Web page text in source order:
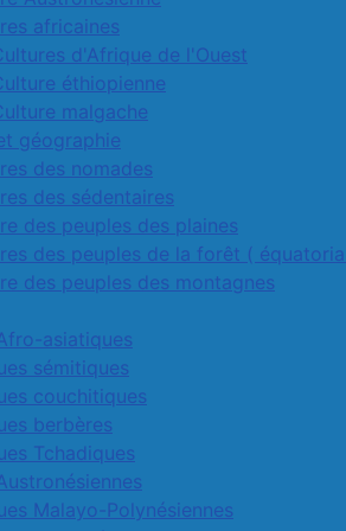
africaines
d'Afrique de l'Ouest
éthiopienne
malgache
géographie
des nomades
des sédentaires
des peuples des plaines
des peuples de la forêt (
des peuples des montagnes
asiatiques
sémitiques
couchitiques
berbères
Tchadiques
Malayo-Polynésiennes